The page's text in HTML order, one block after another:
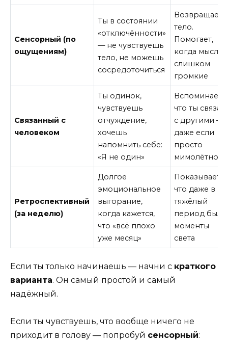
Сенсорный (по
ощущениям)
Ты в состоянии
«отключённости»
— не чувствуешь
тело, не можешь
сосредоточиться
Возвращает
тело.
Помогает,
когда мысли
слишком
громкие
Связанный с
человеком
Ты одинок,
чувствуешь
отчуждение,
хочешь
напомнить себе:
«Я не один»
Вспоминает,
что ты связан
с другими —
даже если
просто
мимолётно
Ретроспективный
(за неделю)
Долгое
эмоциональное
выгорание,
когда кажется,
что «всё плохо
уже месяц»
Показывает,
что даже в
тяжёлый
период были
моменты
света
Если ты только начинаешь — начни с краткого
варианта. Он самый простой и самый
надёжный.
Если ты чувствуешь, что вообще ничего не
приходит в голову — попробуй сенсорный: